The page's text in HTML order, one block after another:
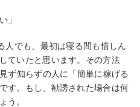
」
人でも、最初は寝る間も惜しん
ていたと思います。その方法
ず知らずの人に「簡単に稼げる
す。もし、勧誘された場合は何
う。